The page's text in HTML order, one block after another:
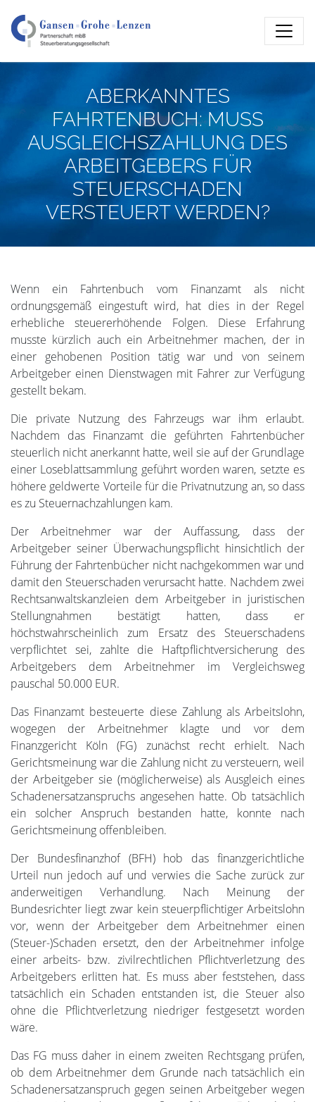
ABERKANNTES
FAHRTENBUCH: MUSS
AUSGLEICHSZAHLUNG DES
ARBEITGEBERS FÜR
STEUERSCHADEN
VERSTEUERT WERDEN?
Wenn ein Fahrtenbuch vom Finanzamt als nicht
ordnungsgemäß eingestuft wird, hat dies in der Regel
erhebliche steuererhöhende Folgen. Diese Erfahrung
musste kürzlich auch ein Arbeitnehmer machen, der in
einer gehobenen Position tätig war und von seinem
Arbeitgeber einen Dienstwagen mit Fahrer zur Verfügung
gestellt bekam.
Die private Nutzung des Fahrzeugs war ihm erlaubt.
Nachdem das Finanzamt die geführten Fahrtenbücher
steuerlich nicht anerkannt hatte, weil sie auf der Grundlage
einer Loseblattsammlung geführt worden waren, setzte es
höhere geldwerte Vorteile für die Privatnutzung an, so dass
es zu Steuernachzahlungen kam.
Der Arbeitnehmer war der Auffassung, dass der
Arbeitgeber seiner Überwachungspflicht hinsichtlich der
Führung der Fahrtenbücher nicht nachgekommen war und
damit den Steuerschaden verursacht hatte. Nachdem zwei
Rechtsanwaltskanzleien dem Arbeitgeber in juristischen
Stellungnahmen bestätigt hatten, dass er
höchstwahrscheinlich zum Ersatz des Steuerschadens
verpflichtet sei, zahlte die Haftpflichtversicherung des
Arbeitgebers dem Arbeitnehmer im Vergleichsweg
pauschal 50.000 EUR.
Das Finanzamt besteuerte diese Zahlung als Arbeitslohn,
wogegen der Arbeitnehmer klagte und vor dem
Finanzgericht Köln (FG) zunächst recht erhielt. Nach
Gerichtsmeinung war die Zahlung nicht zu versteuern, weil
der Arbeitgeber sie (möglicherweise) als Ausgleich eines
Schadenersatzanspruchs angesehen hatte. Ob tatsächlich
ein solcher Anspruch bestanden hatte, konnte nach
Gerichtsmeinung offenbleiben.
Der Bundesfinanzhof (BFH) hob das finanzgerichtliche
Urteil nun jedoch auf und verwies die Sache zurück zur
anderweitigen Verhandlung. Nach Meinung der
Bundesrichter liegt zwar kein steuerpflichtiger Arbeitslohn
vor, wenn der Arbeitgeber dem Arbeitnehmer einen
(Steuer-)Schaden ersetzt, den der Arbeitnehmer infolge
einer arbeits- bzw. zivilrechtlichen Pflichtverletzung des
Arbeitgebers erlitten hat. Es muss aber feststehen, dass
tatsächlich ein Schaden entstanden ist, die Steuer also
ohne die Pflichtverletzung niedriger festgesetzt worden
wäre.
Das FG muss daher in einem zweiten Rechtsgang prüfen,
ob dem Arbeitnehmer dem Grunde nach tatsächlich ein
Schadenersatzanspruch gegen seinen Arbeitgeber wegen